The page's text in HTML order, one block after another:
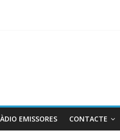
EMISSORES CONTACTE